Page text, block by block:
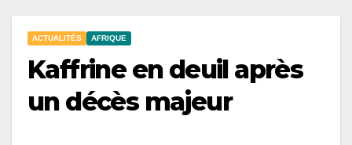
ACTUALITÉS AFRIQUE
Kaffrine en deuil après
un décès majeur